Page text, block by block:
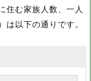
住む家族人数、一人
は以下の通りです。